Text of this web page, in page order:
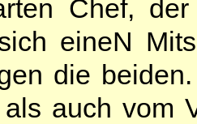
Chef,
eineN
die
auch vom